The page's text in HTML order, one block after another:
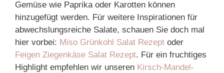
Gemüse wie Paprika oder Karotten können
hinzugefügt werden. Für weitere Inspirationen für
abwechslungsreiche Salate, schauen Sie doch mal
hier vorbei: Miso Grünkohl Salat Rezept oder
Feigen Ziegenkäse Salat Rezept. Für ein fruchtiges
Highlight empfehlen wir unseren Kirsch-Mandel-